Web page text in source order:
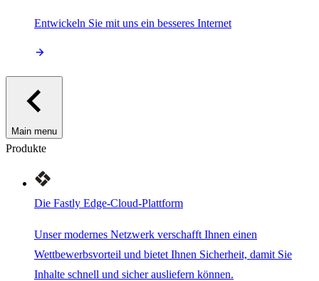
Entwickeln Sie mit uns ein besseres Internet
Main menu
Produkte
Die Fastly Edge-Cloud-Plattform
Unser modernes Netzwerk verschafft Ihnen einen
Wettbewerbsvorteil und bietet Ihnen Sicherheit, damit Sie
Inhalte schnell und sicher ausliefern können.